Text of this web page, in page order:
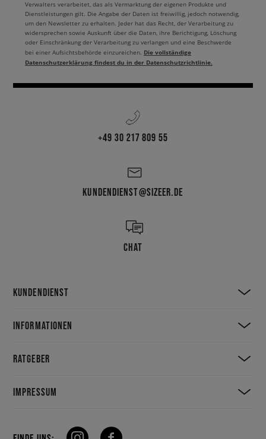
Verwalters verarbeitet, das als Vermarktung der eigenen Produkte und
Dienstleistungen gilt. Die Angabe der Daten ist freiwillig, jedoch notwendig,
um den Newsletter zu erhalten. Jeder hat das Recht, der Verarbeitung zu
widersprechen sowie Auskunft über die Daten, ihre Berichtigung, Löschung
oder Einschränkung der Verarbeitung zu verlangen und eine Beschwerde
bei einer Aufsichtsbehörde einzureichen. Die vollständige
Datenschutzerklärung findest du in der Datenschutzrichtlinie.
+49 30 217 809 55
KUNDENDIENST@SIZEER.DE
CHAT
KUNDENDIENST
INFORMATIONEN
RATGEBER
IMPRESSUM